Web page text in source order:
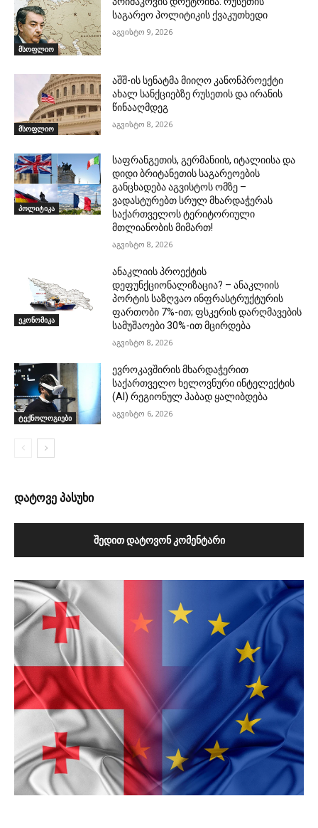
მსოფლიო
საგარეო პოლიტიკის ქვაკუთხედი
აგვისტო 9, 2026
მსოფლიო
აშშ-ის სენატმა მიიღო კანონპროექტი
ახალ სანქციებზე რუსეთის და ირანის
წინააღმდეგ
აგვისტო 8, 2026
პოლიტიკა
საფრანგეთის, გერმანიის, იტალიისა და
დიდი ბრიტანეთის საგარეოების
განცხადება აგვისტოს ომზე –
ვადასტურებთ სრულ მხარდაჭერას
საქართველოს ტერიტორიული
მთლიანობის მიმართ!
აგვისტო 8, 2026
ეკონომიკა
ანაკლიის პროექტის
დეფუნქციონალიზაცია? – ანაკლიის
პორტის საზღვაო ინფრასტრუქტურის
ფართობი 7%-ით; ფსკერის დარღმავების
სამუშაოები 30%-ით მცირდება
აგვისტო 8, 2026
ტექნოლოგიები
ევროკავშირის მხარდაჭერით
საქართველო ხელოვნური ინტელექტის
(AI) რეგიონულ ჰაბად ყალიბდება
აგვისტო 6, 2026
დატოვე პასუხი
ᲨᲔᲓᲘᲗ ᲓᲐᲢᲝᲕᲝᲜ ᲙᲝᲛᲔᲜᲢᲐᲠᲘ